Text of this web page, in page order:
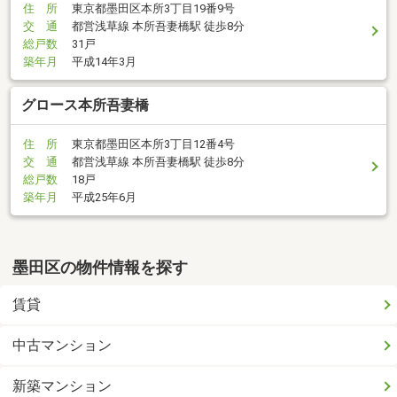
住 所
東京都墨田区本所3丁目19番9号
交 通
都営浅草線 本所吾妻橋駅 徒歩8分
総戸数
31戸
築年月
平成14年3月
グロース本所吾妻橋
住 所
東京都墨田区本所3丁目12番4号
交 通
都営浅草線 本所吾妻橋駅 徒歩8分
総戸数
18戸
築年月
平成25年6月
墨田区の物件情報を探す
賃貸
中古マンション
新築マンション